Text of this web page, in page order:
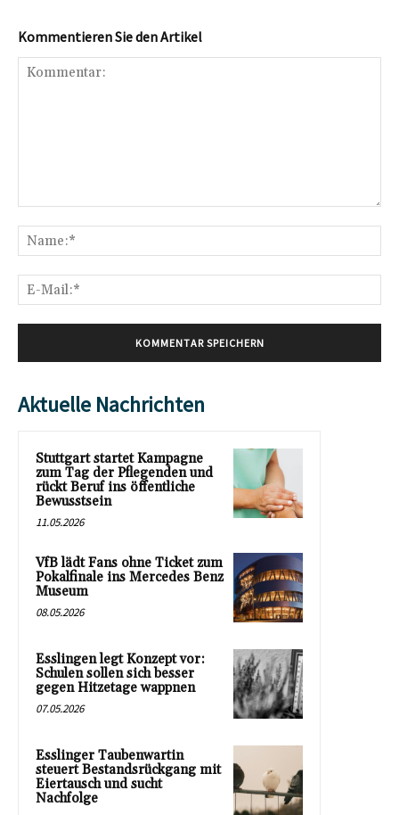
Kommentieren Sie den Artikel
Aktuelle Nachrichten
Stuttgart startet Kampagne
zum Tag der Pflegenden und
rückt Beruf ins öffentliche
Bewusstsein
11.05.2026
VfB lädt Fans ohne Ticket zum
Pokalfinale ins Mercedes Benz
Museum
08.05.2026
Esslingen legt Konzept vor:
Schulen sollen sich besser
gegen Hitzetage wappnen
07.05.2026
Esslinger Taubenwartin
steuert Bestandsrückgang mit
Eiertausch und sucht
Nachfolge